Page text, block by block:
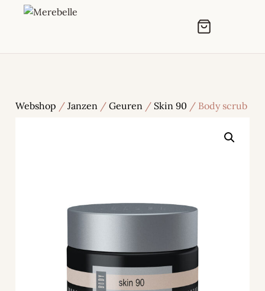
Webshop / Janzen / Geuren / Skin 90 / Body scrub